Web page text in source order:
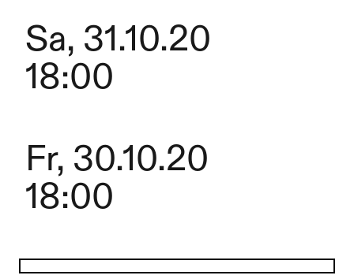
Sa, 31.10.20
18:00
Fr, 30.10.20
18:00